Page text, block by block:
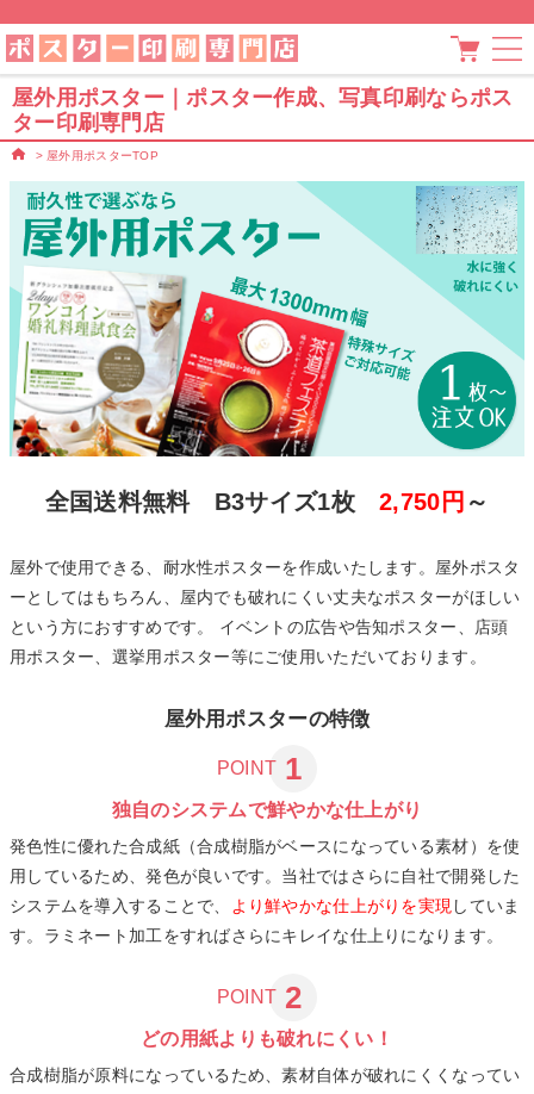
屋外用ポスター｜ポスター作成、写真印刷ならポス
ター印刷専門店
> 屋外用ポスターTOP
全国送料無料 B3サイズ1枚2,750円 ～
屋外で使用できる、耐水性ポスターを作成いたします。屋外ポスタ
ーとしてはもちろん、屋内でも破れにくい丈夫なポスターがほしい
という方におすすめです。 イベントの広告や告知ポスター、店頭
用ポスター、選挙用ポスター等にご使用いただいております。
屋外用ポスターの特徴
POINT 1
独自のシステムで鮮やかな仕上がり
発色性に優れた合成紙（合成樹脂がベースになっている素材）を使
用しているため、発色が良いです。当社ではさらに自社で開発した
システムを導入することで、 より鮮やかな仕上がりを実現していま
す。ラミネート加工をすればさらにキレイな仕上りになります。
POINT 2
どの用紙よりも破れにくい！
合成樹脂が原料になっているため、素材自体が破れにくくなってい